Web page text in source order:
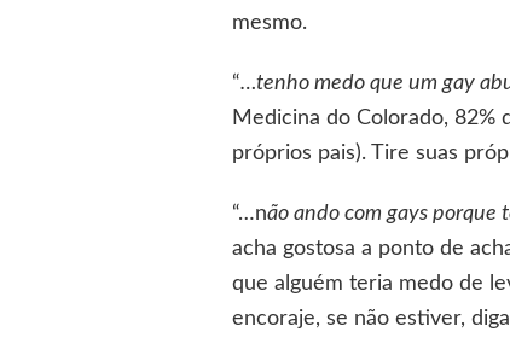
mesmo.
“…tenho medo que um gay
Medicina do Colorado, 82%
próprios pais). Tire suas
“…não ando com gays porque
acha gostosa a ponto de
que alguém teria medo de
encoraje, se não estiver,